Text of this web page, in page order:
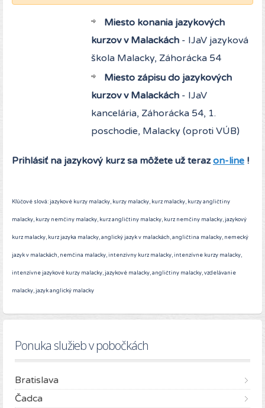
Miesto konania jazykových
kurzov v Malackách - IJaV jazyková
škola Malacky, Záhorácka 54
Miesto zápisu do jazykových
kurzov v Malackách - IJaV
kancelária, Záhorácka 54, 1.
poschodie, Malacky (oproti VÚB)
Prihlásiť na jazykový kurz sa môžete už terazon-line !
Kľúčové slová: jazykové kurzy malacky, kurzy malacky, kurz malacky, kurzy angličtiny
malacky, kurzy nemčiny malacky, kurz angličtiny malacky, kurz nemčiny malacky, jazykový
kurz malacky, kurz jazyka malacky, anglický jazyk v malackách, angličtina malacky, nemecký
jazyk v malackách, nemčina malacky, intenzívny kurz malacky, intenzívne kurzy malacky,
intenzívne jazykové kurzy malacky, jazykové malacky, angličtiny malacky, vzdelávanie
malacky, jazyk anglický malacky
Ponuka služieb v pobočkách
Bratislava
Čadca